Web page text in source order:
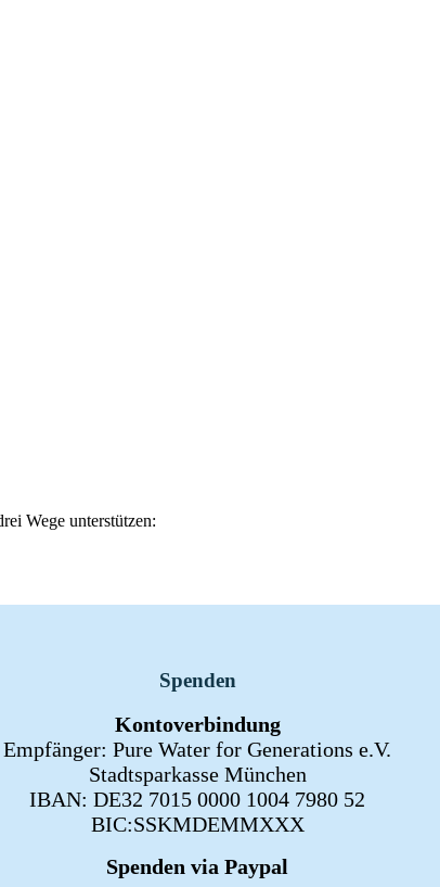
Wege unterstützen:
Spenden
Kontoverbindung
Empfänger: Pure Water for Generations e.V.
Stadtsparkasse München
IBAN: DE32 7015 0000 1004 7980 52
BIC:SSKMDEMMXXX
Spenden via Paypal